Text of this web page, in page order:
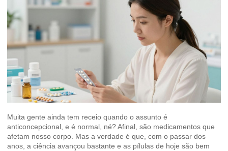
Muita gente ainda tem receio quando o assunto é
anticoncepcional, e é normal, né? Afinal, são medicamentos que
afetam nosso corpo. Mas a verdade é que, com o passar dos
anos, a ciência avançou bastante e as pílulas de hoje são bem